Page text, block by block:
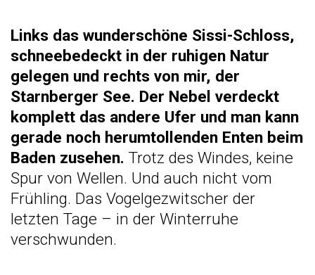
Links das wunderschöne Sissi-Schloss,
schneebedeckt in der ruhigen Natur
gelegen und rechts von mir, der
Starnberger See. Der Nebel verdeckt
komplett das andere Ufer und man kann
gerade noch herumtollenden Enten beim
Baden zusehen. Trotz des Windes, keine
Spur von Wellen. Und auch nicht vom
Frühling. Das Vogelgezwitscher der
letzten Tage – in der Winterruhe
verschwunden.